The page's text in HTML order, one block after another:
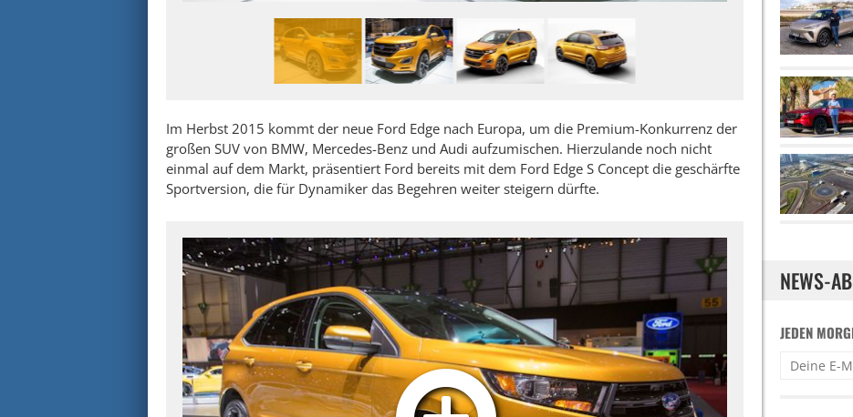
Im Herbst 2015 kommt der neue Ford Edge nach Europa, um die Premium-Konkurrenz der
großen SUV von BMW, Mercedes-Benz und Audi aufzumischen. Hierzulande noch nicht
einmal auf dem Markt, präsentiert Ford bereits mit dem Ford Edge S Concept die geschärfte
Sportversion, die für Dynamiker das Begehren weiter steigern dürfte.
NEWS-
JEDEN